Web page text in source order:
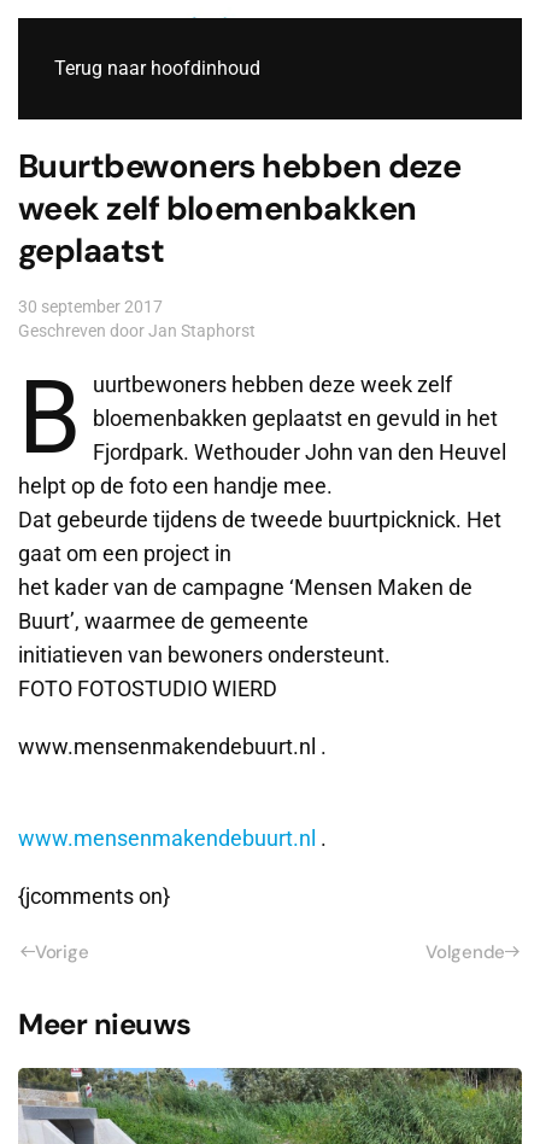
Terug naar hoofdinhoud
Buurtbewoners hebben deze
week zelf bloemenbakken
geplaatst
30 september 2017
Geschreven door Jan Staphorst
B
uurtbewoners hebben deze week zelf
bloemenbakken geplaatst en gevuld in het
Fjordpark. Wethouder John van den Heuvel
helpt op de foto een handje mee.
Dat gebeurde tijdens de tweede buurtpicknick. Het
gaat om een project in
het kader van de campagne ‘Mensen Maken de
Buurt’, waarmee de gemeente
initiatieven van bewoners ondersteunt.
FOTO FOTOSTUDIO WIERD
www.mensenmakendebuurt.nl .
www.mensenmakendebuurt.nl .
{jcomments on}
Vorige Volgende
Meer nieuws